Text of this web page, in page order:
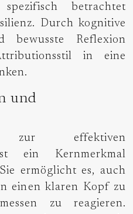
betrachtet
Durch kognitive
bewusste Reflexion
in eine
und
effektiven
ein Kernmerkmal
ermöglicht es, auch
einen klaren Kopf zu
zu reagieren.